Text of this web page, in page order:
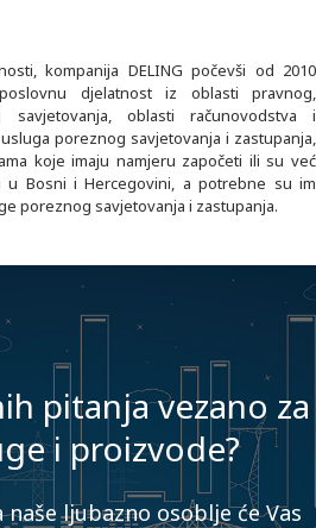
kompanija DELING počevši od 2010
djelatnost iz oblasti pravnog,
oblasti računovodstva i
poreznog savjetovanja i zastupanja,
koje imaju namjeru započeti ili su već
u Bosni i Hercegovini, a potrebne su im
poreznog savjetovanja i zastupanja.
pitanja vezano za
i proizvode?
ljubazno osoblje će Vas